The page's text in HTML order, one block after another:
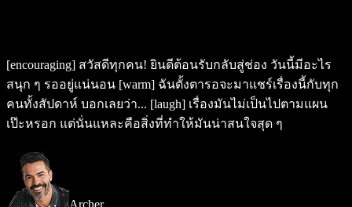
[encouraging] สวัสดีทุกคน! ยินดีต้อนรับกลับสู่ช่อง วันนี้มีอะไร
สนุก ๆ รออยู่แน่นอน [warm] ฉันตั้งตารอจะมาแชร์เรื่องนี้กับทุก
คนทั้งสัปดาห์ บอกเลยว่า... [laugh] เรื่องมันไม่เป็นไปตามแผน
เป๊ะหรอก แต่นั่นแหละคือสิ่งที่ทำให้มันน่าสนใจสุด ๆ